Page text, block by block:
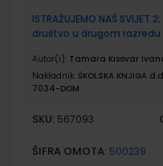
ISTRAŽUJEMO NAŠ
društvo u drugom
Autor(i): Tamara Kisovar
Nakladnik: ŠKOLSKA KNJIGA
7034-DOM
SKU: 567093
ŠIFRA OMOTA: 500239